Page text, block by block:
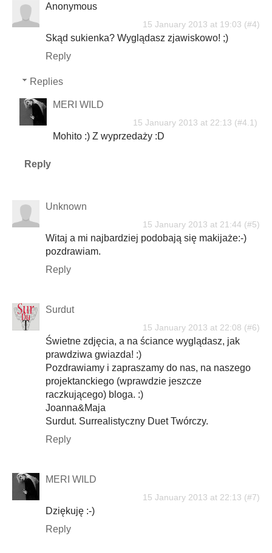
Anonymous
15 January 2013 at 19:03
Skąd sukienka? Wyglądasz zjawiskowo! ;)
Reply
Replies
MERI WILD
15 January 2013 at 22:13
Mohito :) Z wyprzedaży :D
Reply
Unknown
15 January 2013 at 21:44
Witaj a mi najbardziej podobają się makijaże:-)
pozdrawiam.
Reply
Surdut
15 January 2013 at 22:08
Świetne zdjęcia, a na ściance wyglądasz, jak
prawdziwa gwiazda! :)
Pozdrawiamy i zapraszamy do nas, na naszego
projektanckiego (wprawdzie jeszcze
raczkującego) bloga. :)
Joanna&Maja
Surdut. Surrealistyczny Duet Twórczy.
Reply
MERI WILD
15 January 2013 at 22:13
Dziękuję :-)
Reply